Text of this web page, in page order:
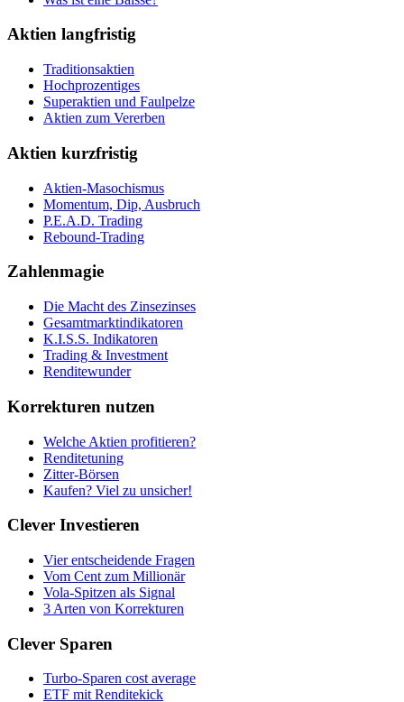
Aktien langfristig
Traditionsaktien
Hochprozentiges
Superaktien und Faulpelze
Aktien zum Vererben
Aktien kurzfristig
Aktien-Masochismus
Momentum, Dip, Ausbruch
P.E.A.D. Trading
Rebound-Trading
Zahlenmagie
Die Macht des Zinsezinses
Gesamtmarktindikatoren
K.I.S.S. Indikatoren
Trading & Investment
Renditewunder
Korrekturen nutzen
Welche Aktien profitieren?
Renditetuning
Zitter-Börsen
Kaufen? Viel zu unsicher!
Clever Investieren
Vier entscheidende Fragen
Vom Cent zum Millionär
Vola-Spitzen als Signal
3 Arten von Korrekturen
Clever Sparen
Turbo-Sparen cost average
ETF mit Renditekick